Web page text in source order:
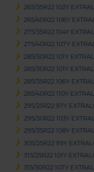
265/35R22 102Y
265/40R22 106Y
275/35R22 104Y
275/40R22 107Y
285/30R22 101Y
285/30R22 101Y
285/35R22 106Y
285/40R22 110Y
295/25R22 97Y
295/30R22 103Y
295/35R22 108Y
305/25R22 99Y
315/25R22 101Y
315/30R22 107Y